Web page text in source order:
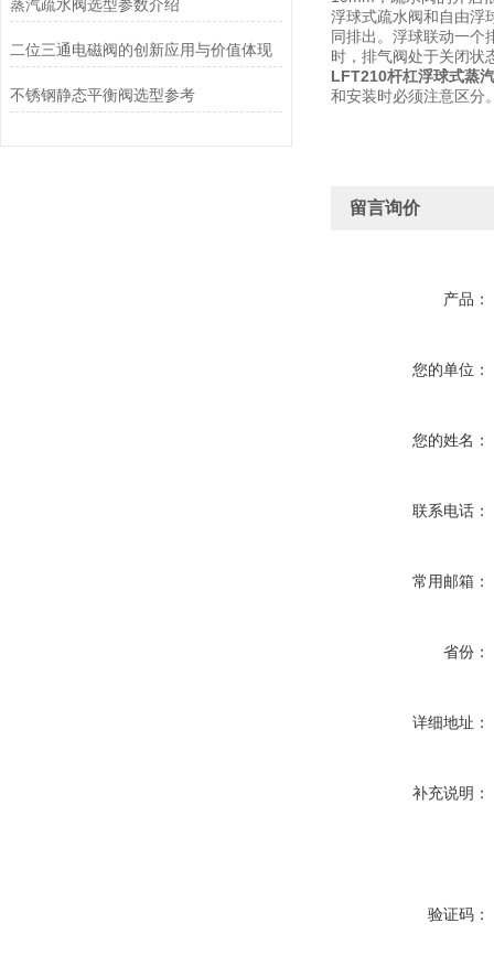
蒸汽疏水阀选型参数介绍
二位三通电磁阀的创新应用与价值体现
不锈钢静态平衡阀选型参考
浮球式疏水阀和自由浮
同排出。浮球联动一个
时，排气阀处于关闭状
LFT210杆杠浮球式蒸
和安装时必须注意区分
留言询价
产品：
您的单位：
您的姓名：
联系电话：
常用邮箱：
省份：
详细地址：
补充说明：
验证码：